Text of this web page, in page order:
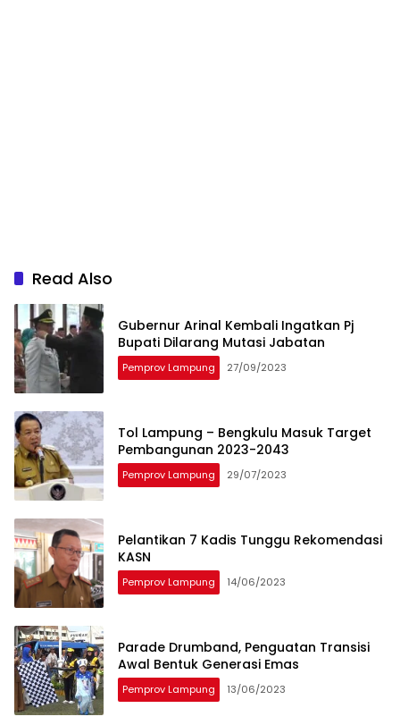
Read Also
Gubernur Arinal Kembali Ingatkan Pj
Bupati Dilarang Mutasi Jabatan
Pemprov Lampung 27/09/2023
Tol Lampung – Bengkulu Masuk Target
Pembangunan 2023-2043
Pemprov Lampung 29/07/2023
Pelantikan 7 Kadis Tunggu Rekomendasi
KASN
Pemprov Lampung 14/06/2023
Parade Drumband, Penguatan Transisi
Awal Bentuk Generasi Emas
Pemprov Lampung 13/06/2023